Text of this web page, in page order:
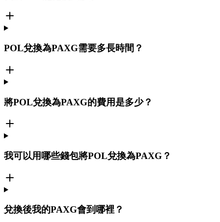
POL兌換為PAXG需要多長時間？
將POL兌換為PAXG的費用是多少？
我可以用哪些錢包將POL兌換為PAXG？
兌換後我的PAXG會到哪裡？